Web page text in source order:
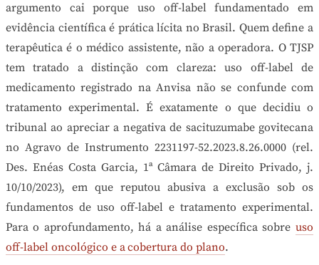
argumento cai porque uso off-label fundamentado em
evidência científica é prática lícita no Brasil. Quem define a
terapêutica é o médico assistente, não a operadora. O TJSP
tem tratado a distinção com clareza: uso off-label de
medicamento registrado na Anvisa não se confunde com
tratamento experimental. É exatamente o que decidiu o
tribunal ao apreciar a negativa de sacituzumabe govitecana
no Agravo de Instrumento 2231197-52.2023.8.26.0000 (rel.
Des. Enéas Costa Garcia, 1ª Câmara de Direito Privado, j.
10/10/2023), em que reputou abusiva a exclusão sob os
fundamentos de uso off-label e tratamento experimental.
Para o aprofundamento, há a análise específica sobre uso
off-label oncológico e a cobertura do plano.